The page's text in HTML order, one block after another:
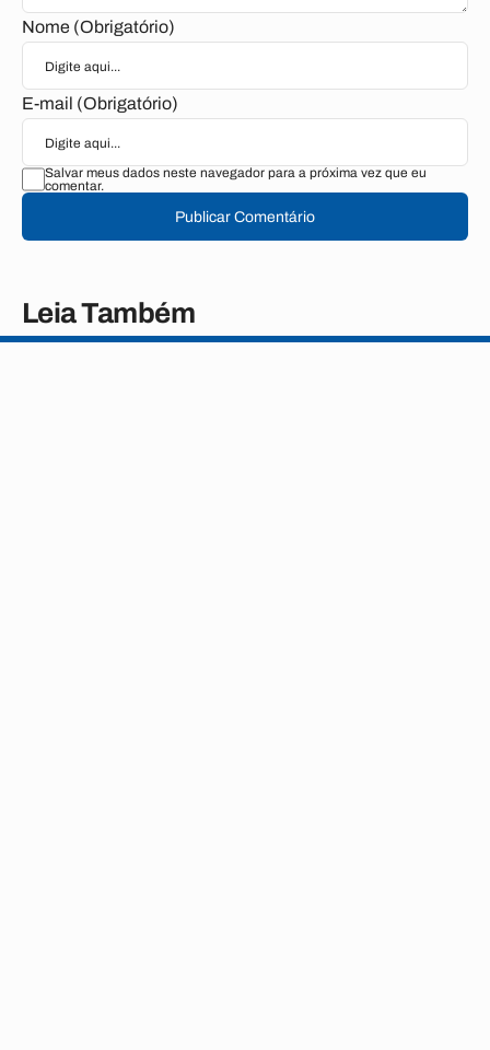
Nome (Obrigatório)
E-mail (Obrigatório)
Salvar meus dados neste navegador para a próxima vez que eu
comentar.
Publicar Comentário
Leia Também